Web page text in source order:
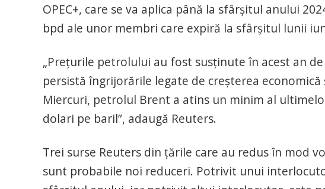
OPEC+, care se va aplica până la sfârșitul anului
bpd ale unor membri care expiră la sfârșitul lunii
„Prețurile petrolului au fost susținute în acest an
persistă îngrijorările legate de creșterea
Miercuri, petrolul Brent a atins un minim al
dolari pe baril”, adaugă Reuters.
Trei surse Reuters din țările care au redus în mod
sunt probabile noi reduceri. Potrivit unui